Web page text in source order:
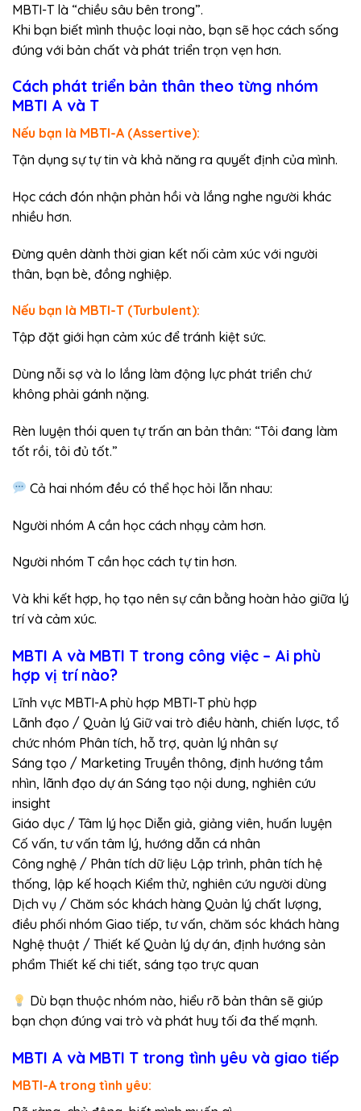
MBTI-T là “chiều sâu bên trong”.
Khi bạn biết mình thuộc loại nào, bạn sẽ học cách sống
đúng với bản chất và phát triển trọn vẹn hơn.
Cách phát triển bản thân theo từng nhóm
MBTI A và T
Nếu bạn là MBTI-A (Assertive):
Tận dụng sự tự tin và khả năng ra quyết định của mình.
Học cách đón nhận phản hồi và lắng nghe người khác
nhiều hơn.
Đừng quên dành thời gian kết nối cảm xúc với người
thân, bạn bè, đồng nghiệp.
Nếu bạn là MBTI-T (Turbulent):
Tập đặt giới hạn cảm xúc để tránh kiệt sức.
Dùng nỗi sợ và lo lắng làm động lực phát triển chứ
không phải gánh nặng.
Rèn luyện thói quen tự trấn an bản thân: “Tôi đang làm
tốt rồi, tôi đủ tốt.”
Cả hai nhóm đều có thể học hỏi lẫn nhau:
Người nhóm A cần học cách nhạy cảm hơn.
Người nhóm T cần học cách tự tin hơn.
Và khi kết hợp, họ tạo nên sự cân bằng hoàn hảo giữa lý
trí và cảm xúc.
MBTI A và MBTI T trong công việc – Ai phù
hợp vị trí nào?
Lĩnh vực MBTI-A phù hợp MBTI-T phù hợp
Lãnh đạo / Quản lý Giữ vai trò điều hành, chiến lược, tổ
chức nhóm Phân tích, hỗ trợ, quản lý nhân sự
Sáng tạo / Marketing Truyền thông, định hướng tầm
nhìn, lãnh đạo dự án Sáng tạo nội dung, nghiên cứu
insight
Giáo dục / Tâm lý học Diễn giả, giảng viên, huấn luyện
Cố vấn, tư vấn tâm lý, hướng dẫn cá nhân
Công nghệ / Phân tích dữ liệu Lập trình, phân tích hệ
thống, lập kế hoạch Kiểm thử, nghiên cứu người dùng
Dịch vụ / Chăm sóc khách hàng Quản lý chất lượng,
điều phối nhóm Giao tiếp, tư vấn, chăm sóc khách hàng
Nghệ thuật / Thiết kế Quản lý dự án, định hướng sản
phẩm Thiết kế chi tiết, sáng tạo trực quan
Dù bạn thuộc nhóm nào, hiểu rõ bản thân sẽ giúp
bạn chọn đúng vai trò và phát huy tối đa thế mạnh.
MBTI A và MBTI T trong tình yêu và giao tiếp
MBTI-A trong tình yêu: